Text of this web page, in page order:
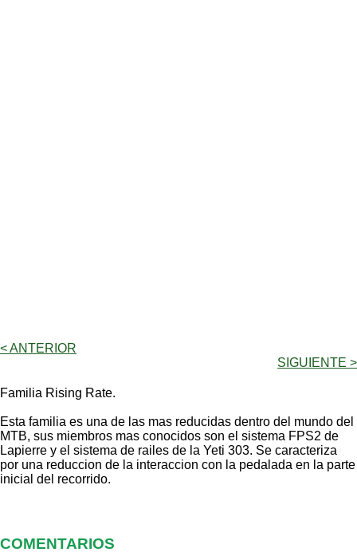
< ANTERIOR
SIGUIENTE >
Familia Rising Rate.
Esta familia es una de las mas reducidas dentro del mundo del
MTB, sus miembros mas conocidos son el sistema FPS2 de
Lapierre y el sistema de railes de la Yeti 303. Se caracteriza
por una reduccion de la interaccion con la pedalada en la parte
inicial del recorrido.
COMENTARIOS